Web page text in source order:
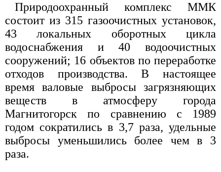
Природоохранный комплекс ММК
состоит из 315 газоочистных установок,
43 локальных оборотных цикла
водоснабжения и 40 водоочистных
сооружений; 16 объектов по переработке
отходов производства. В настоящее
время валовые выбросы загрязняющих
веществ в атмосферу города
Магнитогорск по сравнению с 1989
годом сократились в 3,7 раза, удельные
выбросы уменьшились более чем в 3
раза.